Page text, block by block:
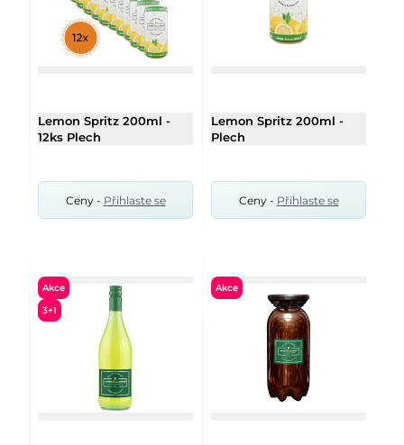
Lemon Spritz 200ml -
12ks Plech
Ceny - Přihlaste se
Lemon Spritz 200ml -
Plech
Ceny - Přihlaste se
Akce
3+1
Akce